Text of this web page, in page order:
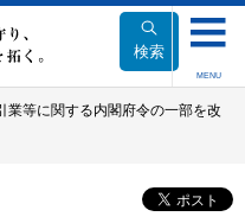
検索
MENU
業等に関する内閣府令の一部を改